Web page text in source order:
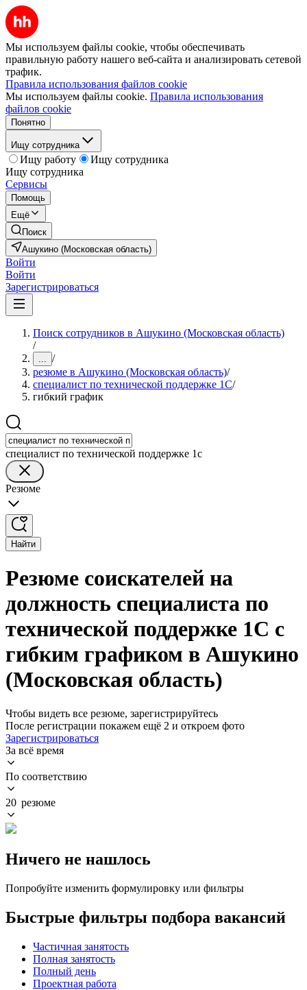
Мы используем файлы cookie, чтобы обеспечивать
правильную работу нашего веб-сайта и анализировать сетевой
трафик.
Правила использования файлов cookie
Мы используем файлы cookie. Правила использования
файлов cookie
Понятно
Ищу сотрудника
Ищу работу
Ищу сотрудника
Ищу сотрудника
Сервисы
Помощь
Ещё
Поиск
Ашукино (Московская область)
Войти
Войти
Зарегистрироваться
Поиск сотрудников в Ашукино (Московская область)
/
... /
резюме в Ашукино (Московская область)/
специалист по технической поддержке 1С/
гибкий график
специалист по технической поддержке 1с
Резюме
Найти
Резюме соискателей на
должность специалиста по
технической поддержке 1С с
гибким графиком в Ашукино
(Московская область)
Чтобы видеть все резюме, зарегистрируйтесь
После регистрации покажем ещё 2 и откроем фото
Зарегистрироваться
За всё время
По соответствию
20 резюме
Ничего не нашлось
Попробуйте изменить формулировку или фильтры
Быстрые фильтры подбора вакансий
Частичная занятость
Полная занятость
Полный день
Проектная работа